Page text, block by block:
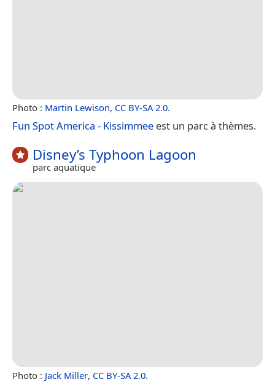
Photo : Martin Lewison, CC BY-SA 2.0.
Fun Spot America - Kissimmee est un parc à thèmes.
Disney’s Typhoon Lagoon
parc aquatique
Photo : Jack Miller, CC BY-SA 2.0.